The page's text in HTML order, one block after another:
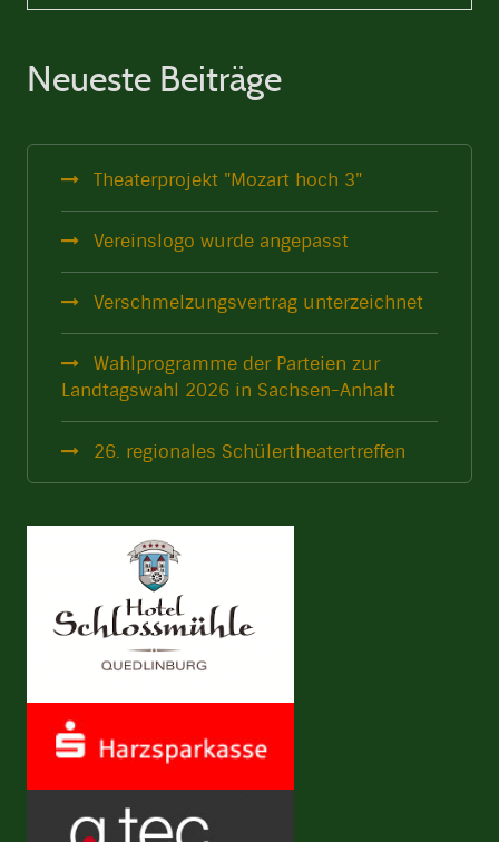
Neueste Beiträge
Theaterprojekt "Mozart hoch 3"
Vereinslogo wurde angepasst
Verschmelzungsvertrag unterzeichnet
Wahlprogramme der Parteien zur
Landtagswahl 2026 in Sachsen-Anhalt
26. regionales Schülertheatertreffen